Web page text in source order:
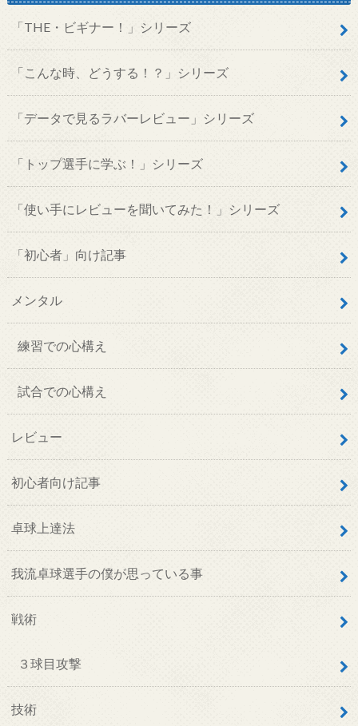
「THE・ビギナー！」シリーズ
「こんな時、どうする！？」シリーズ
「データで見るラバーレビュー」シリーズ
「トップ選手に学ぶ！」シリーズ
「使い手にレビューを聞いてみた！」シリーズ
「初心者」向け記事
メンタル
練習での心構え
試合での心構え
レビュー
初心者向け記事
卓球上達法
我流卓球選手の僕が思っている事
戦術
３球目攻撃
技術